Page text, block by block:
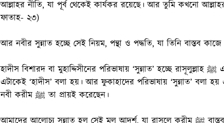
আল্লাহর নীতি, যা পূর্ব থেকেই কার্যকর রয়েছে। আর তুমি কখনো
ফাতাহ- ২৩)
আর নবীর সুন্নাত হচ্ছে সেই নিয়ম, পন্থা ও পদ্ধতি, যা তিনি বাস্তব
হাদীস বিশারদ বা মুহাদ্দিসীনের পরিভাষায় ‘সুন্নাত’ হচ্ছে রাসূলুল্লাহ ﷺ এর কথা, কাজ, সমর্থন ও অনুমোদন। প্রচলিত কথায়
এটাকেই ‘হাদীস’ বলা হয়। আর ফুকাহাদের পরিভাষায় ‘সুন্নাত’ বলা
নবী করীম ﷺ তা প্রায়ই করেছেন।